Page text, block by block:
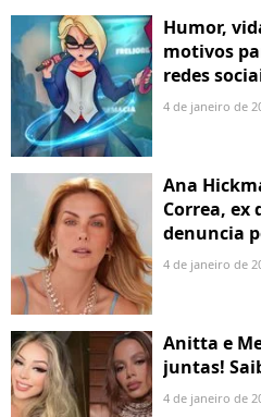
Humor,
motivos
redes
4 de janeiro de
Ana
Correa, ex
denuncia
4 de janeiro de
Anitta e
juntas!
4 de janeiro de